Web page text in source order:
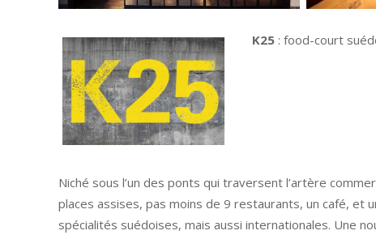
K25 : food-court
Niché sous l’un des ponts qui traversent l’artère
places assises, pas moins de 9 restaurants, un café, et
spécialités suédoises, mais aussi internationales. Une